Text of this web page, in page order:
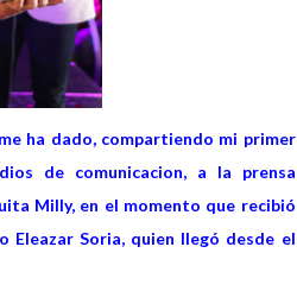
ha dado, compartiendo mi primer
de comunicacion, a la prensa
Milly, en el momento que recibió
Soria, quien llegó desde el